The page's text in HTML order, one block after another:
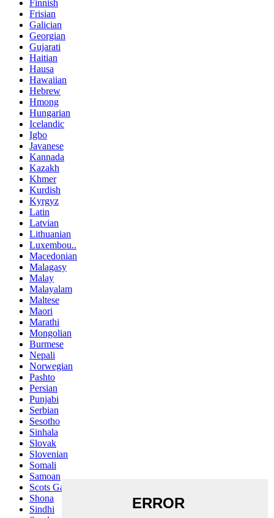
Finnish
Frisian
Galician
Georgian
Gujarati
Haitian
Hausa
Hawaiian
Hebrew
Hmong
Hungarian
Icelandic
Igbo
Javanese
Kannada
Kazakh
Khmer
Kurdish
Kyrgyz
Latin
Latvian
Lithuanian
Luxembou..
Macedonian
Malagasy
Malay
Malayalam
Maltese
Maori
Marathi
Mongolian
Burmese
Nepali
Norwegian
Pashto
Persian
Punjabi
Serbian
Sesotho
Sinhala
Slovak
Slovenian
Somali
Samoan
Scots Gaelic
Shona
Sindhi